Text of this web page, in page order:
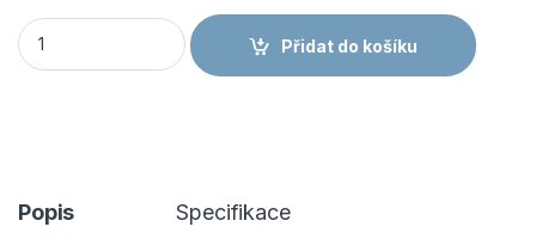
CANIS CXS STRETCH Pánské laclové kalhoty černá množství
Přidat do košíku
Popis Specifikace